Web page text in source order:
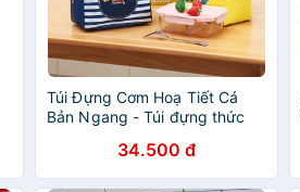
Túi Đựng Cơm Hoạ Tiết Cá
Bản Ngang - Túi đựng thức
34.500 đ